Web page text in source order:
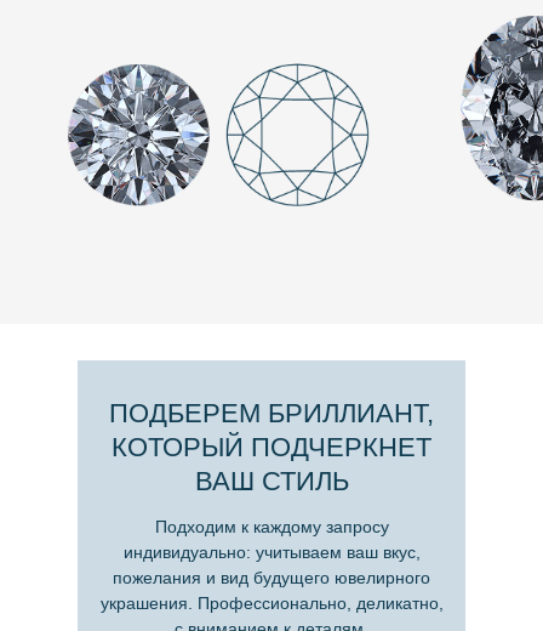
Подходим к каждому запросу
индивидуально: учитываем ваш вкус,
пожелания и вид будущего ювелирного
украшения. Профессионально, деликатно,
ПОДБЕРЕМ БРИЛЛИАНТ,
КОТОРЫЙ ПОДЧЕРКНЕТ
ВАШ СТИЛЬ